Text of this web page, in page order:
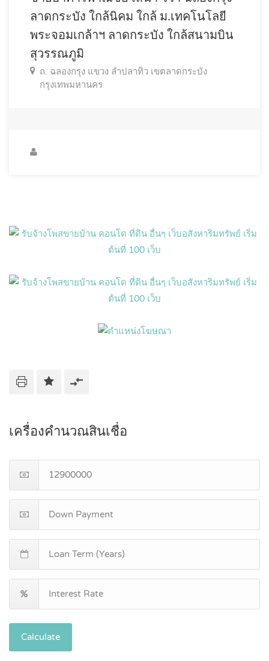
ลาดกระบัง ใกล้นิคม ใกล้ ม.เทคโนโลยี
พระจอมเกล้าฯ ลาดกระบัง ใกล้สนามบิน
สุวรรณภูมิ
ถ. ฉลองกรุง แขวง ลำปลาทิว เขตลาดกระบัง
กรุงเทพมหานคร
เครื่องคำนวณสินเชื่อ
Calculate